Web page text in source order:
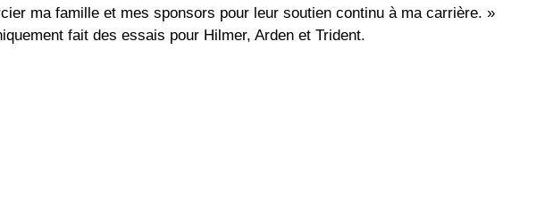
ma famille et mes sponsors pour leur soutien continu à ma carrière. »
fait des essais pour Hilmer, Arden et Trident.